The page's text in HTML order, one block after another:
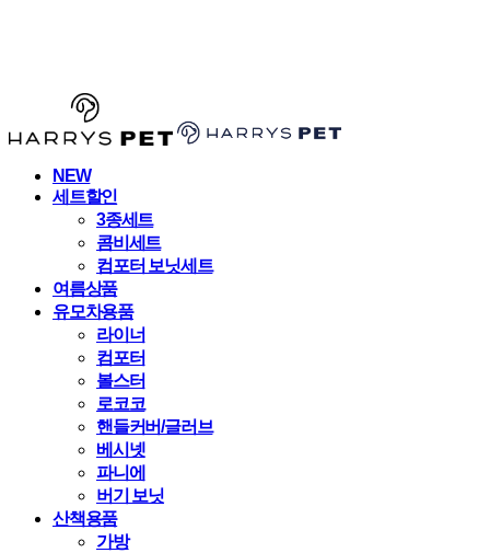
NEW
세트할인
3종세트
콤비세트
컴포터 보닛세트
여름상품
유모차용품
라이너
컴포터
볼스터
로코코
핸들커버/글러브
베시넷
파니에
버기 보닛
산책용품
가방